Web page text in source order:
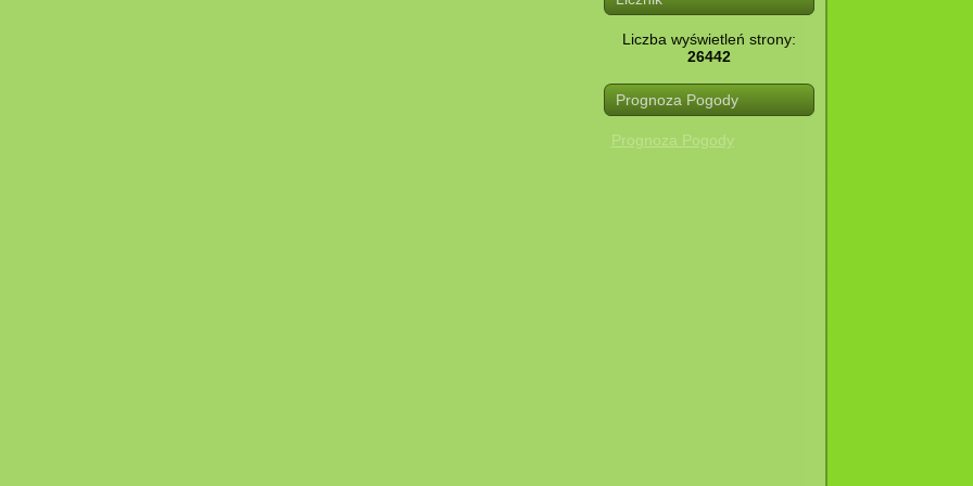
Liczba wyświetleń strony:
26442
Prognoza Pogody
Prognoza Pogody